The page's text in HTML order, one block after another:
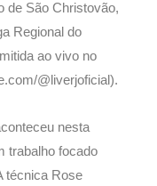
de São Christovão,
Regional do
ao vivo no
@liverjoficial).
nesta
trabalho focado
técnica Rose